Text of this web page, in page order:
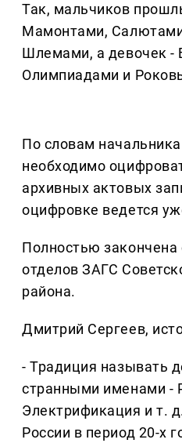
Так, мальчиков
Мамонтами,
Шлемами, а девочек -
Олимпиадами и
По словам
необходимо
архивных актовых
оцифровке ведется
Полностью закончена
отделов ЗАГС
района.
Дмитрий Сергеев,
- Традиция называть
странными именами -
Электрификация и т.
России в период 20-х